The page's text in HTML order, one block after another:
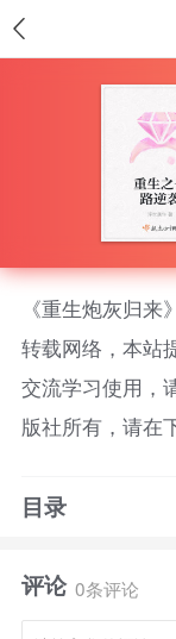
《重生炮灰归来
转载网络，本站
交流学习使用，
版社所有，请在
寒月爆炸死亡
巷子里的这个寒
样的改变一切。
目录
评论 0条评论